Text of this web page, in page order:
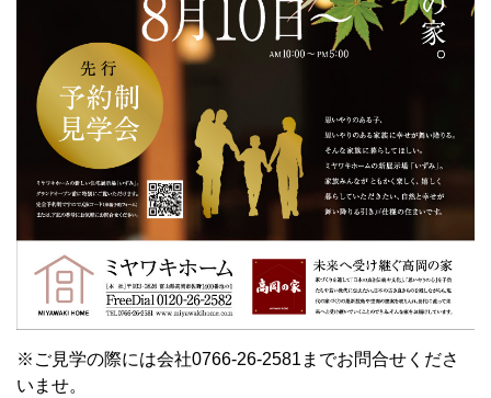
※ご見学の際には会社0766-26-2581までお問合せくださ
いませ。